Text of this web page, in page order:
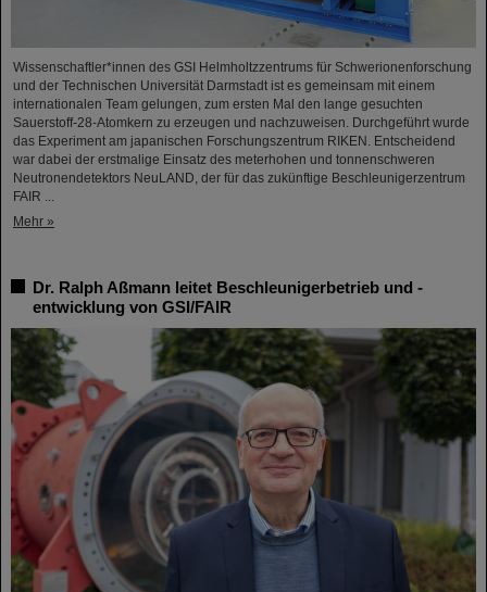
Wissenschaftler*innen des GSI Helmholtzzentrums für Schwerionenforschung
und der Technischen Universität Darmstadt ist es gemeinsam mit einem
internationalen Team gelungen, zum ersten Mal den lange gesuchten
Sauerstoff-28-Atomkern zu erzeugen und nachzuweisen. Durchgeführt wurde
das Experiment am japanischen Forschungszentrum RIKEN. Entscheidend
war dabei der erstmalige Einsatz des meterhohen und tonnenschweren
Neutronendetektors NeuLAND, der für das zukünftige Beschleunigerzentrum
FAIR ...
Mehr »
Dr. Ralph Aßmann leitet Beschleunigerbetrieb und -
entwicklung von GSI/FAIR